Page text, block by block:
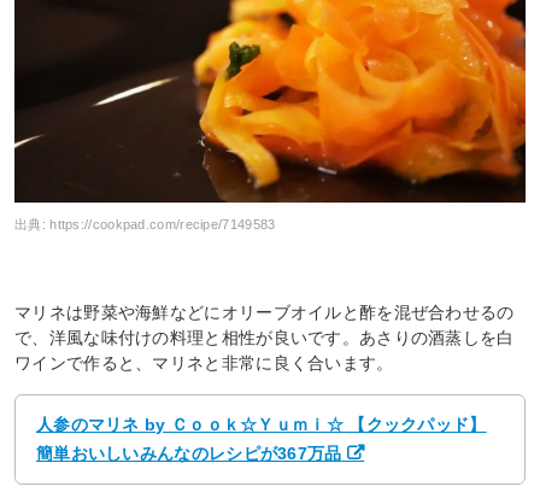
出典:https://cookpad.com/recipe/7149583
マリネは野菜や海鮮などにオリーブオイルと酢を混ぜ合わせるの
で、洋風な味付けの料理と相性が良いです。あさりの酒蒸しを白
ワインで作ると、マリネと非常に良く合います。
人参のマリネ by Ｃｏｏｋ☆Ｙｕｍｉ☆ 【クックパッド】
簡単おいしいみんなのレシピが367万品